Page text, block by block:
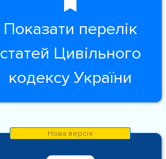
Показати перелік
статей Цивільного
кодексу України